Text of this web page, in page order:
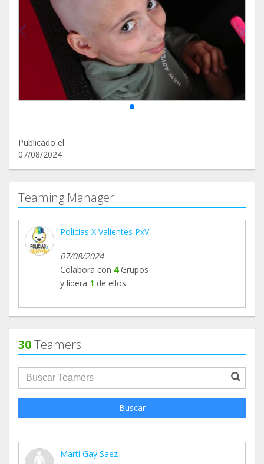
Publicado el
07/08/2024
Teaming Manager
Policias X Valientes PxV
07/08/2024
Colabora con 4Grupos
y lidera 1 de ellos
30Teamers
groupProfile.searchForm.search.text???
Buscar
Martí Gay Saez